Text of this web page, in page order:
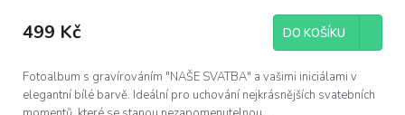
499 Kč DO KOŠÍKU
Fotoalbum s gravírováním "NAŠE SVATBA" a vašimi iniciálami v
elegantní bílé barvě. Ideální pro uchování nejkrásnějších svatebních